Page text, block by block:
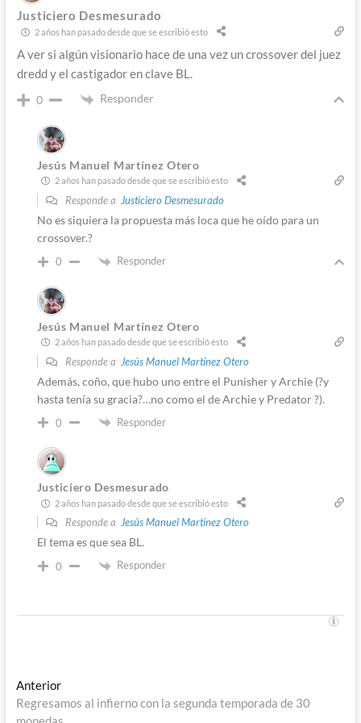
Justiciero Desmesurado
2 años han pasado desde que se escribió esto
A ver si algún visionario hace de una vez un crossover del juez
dredd y el castigador en clave BL.
0 Responder
Jesús Manuel Martínez Otero
2 años han pasado desde que se escribió esto
Responde a Justiciero Desmesurado
No es siquiera la propuesta más loca que he oído para un
crossover.?
0 Responder
Jesús Manuel Martínez Otero
2 años han pasado desde que se escribió esto
Responde a Jesús Manuel Martínez Otero
Además, coño, que hubo uno entre el Punisher y Archie (?y
hasta tenía su gracia?…no como el de Archie y Predator ?).
0 Responder
Justiciero Desmesurado
2 años han pasado desde que se escribió esto
Responde a Jesús Manuel Martínez Otero
El tema es que sea BL.
0 Responder
Navegación
de
AnteriorEntrada
anterior:
Regresamos al infierno con la segunda temporada de 30